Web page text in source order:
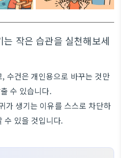
작은 습관을 실천해보세
수건은 개인용으로 바꾸는 것만
수 있습니다.
가 생기는 이유를 스스로 차단하
수 있을 것입니다.